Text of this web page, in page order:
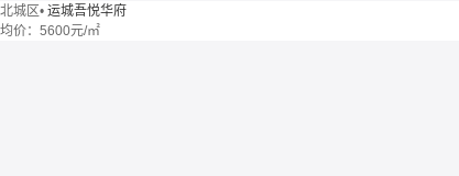
北城区• 运城吾悦华府
均价： 5600元/㎡